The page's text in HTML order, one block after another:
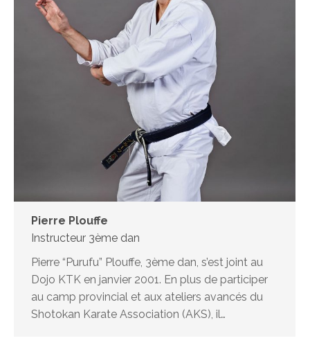
Pierre Plouffe
Instructeur 3ème dan
Pierre “Purufu” Plouffe, 3ème dan, s’est joint au
Dojo KTK en janvier 2001. En plus de participer
au camp provincial et aux ateliers avancés du
Shotokan Karate Association (AKS), il…